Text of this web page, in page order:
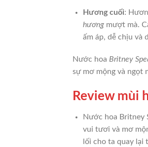
Hương cuối:
hươngmượt mà.
ấm áp, dễ chịu và
Nước hoa Britney
sự mơ mộng và ngọt
Review mùi
Nước hoa Britney
vui tươi và mơ
lối cho ta quay lại